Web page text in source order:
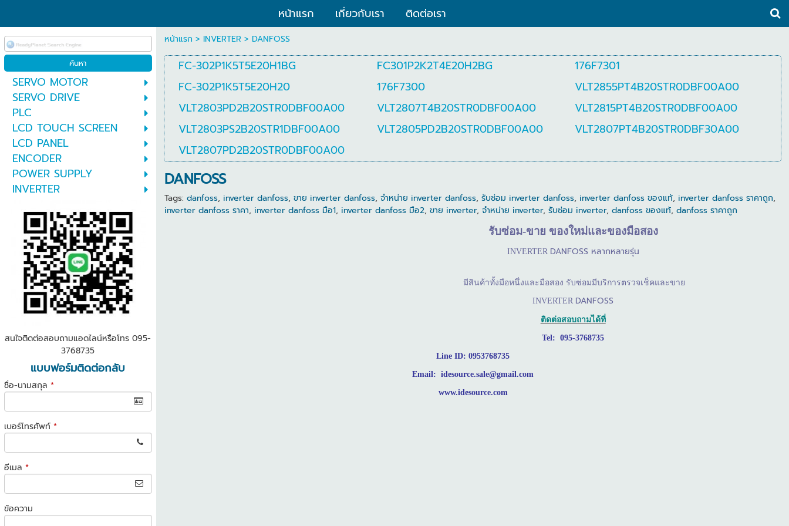
หน้าแรก เกี่ยวกับเรา ติดต่อเรา
SERVO MOTOR
SERVO DRIVE
PLC
LCD TOUCH SCREEN
LCD PANEL
ENCODER
POWER SUPPLY
INVERTER
สนใจติดต่อสอบถามแอดไลน์หรือโทร 095-
3768735
แบบฟอร์มติดต่อกลับ
ชื่อ-นามสกุล *
เบอร์โทรศัพท์ *
อีเมล *
ข้อความ
หน้าแรก > INVERTER > DANFOSS
FC-302P1K5T5E20H1BG FC301P2K2T4E20H2BG
176F7301
FC-302P1K5T5E20H20
176F7300
VLT2855PT4B20STR0DBF00A00
VLT2803PD2B20STR0DBF00A00
VLT2807T4B20STR0DBF00A00
VLT2815PT4B20STR0DBF00A00
VLT2803PS2B20STR1DBF00A00
VLT2805PD2B20STR0DBF00A00
VLT2807PT4B20STR0DBF30A00
VLT2807PD2B20STR0DBF00A00
DANFOSS
Tags:danfoss, inverter danfoss,ขาย inverter danfoss,จำหน่าย inverter danfoss,รับซ่อม inverter danfoss, inverter danfoss ของแท้, inverter danfoss ราคาถูก,
inverter danfoss ราคา, inverter danfoss มือ1, inverter danfoss มือ2,ขาย inverter,จำหน่าย inverter,รับซ่อม inverter,danfoss ของแท้,danfoss ราคาถูก
รับซ่อม-ขาย ของใหม่และของมือสอง
INVERTER DANFOSS หลากหลายรุ่น
มีสินค้าทั้งมือหนึ่งและมือสอง รับซ่อมมีบริการตรวจเช็คและขาย
INVERTER DANFOSS
ติดต่อสอบถามได้ที่
Tel: 095-3768735
Line ID: 0953768735
Email: idesource.sale@gmail.com
www.idesource.com